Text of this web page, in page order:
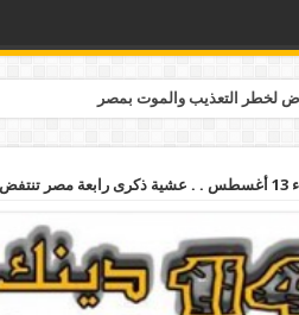
لخطر التعذيب والموت بمصر